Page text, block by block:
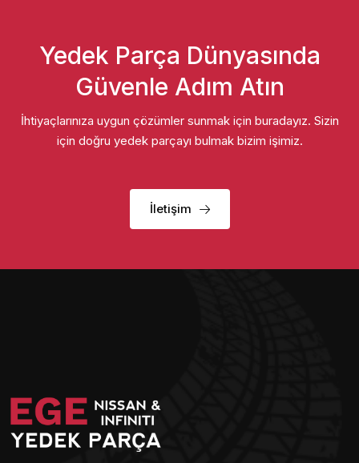
Yedek Parça Dünyasında
Güvenle Adım Atın
İhtiyaçlarınıza uygun çözümler sunmak için buradayız. Sizin
için doğru yedek parçayı bulmak bizim işimiz.
İletişim